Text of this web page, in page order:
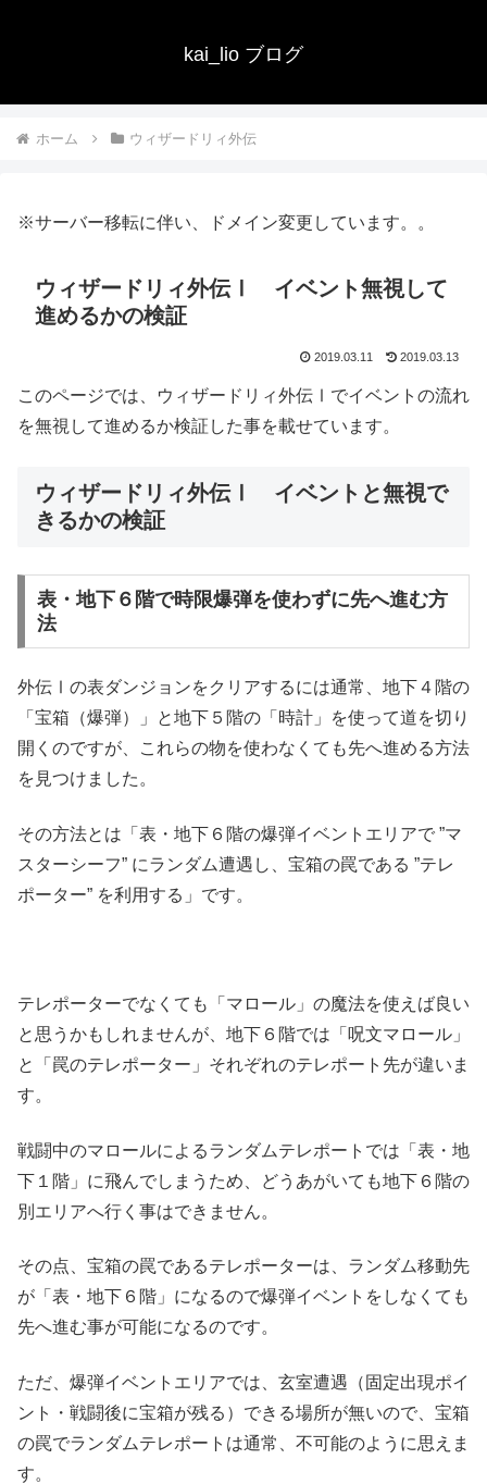
kai_lio ブログ
ホーム ウィザードリィ外伝
※サーバー移転に伴い、ドメイン変更しています。。
ウィザードリィ外伝Ⅰ イベント無視して
進めるかの検証
2019.03.11 2019.03.13
このページでは、ウィザードリィ外伝Ⅰでイベントの流れ
を無視して進めるか検証した事を載せています。
ウィザードリィ外伝Ⅰ イベントと無視で
きるかの検証
表・地下６階で時限爆弾を使わずに先へ進む方
法
外伝Ⅰの表ダンジョンをクリアするには通常、地下４階の
「宝箱（爆弾）」と地下５階の「時計」を使って道を切り
開くのですが、これらの物を使わなくても先へ進める方法
を見つけました。
その方法とは「表・地下６階の爆弾イベントエリアで ”マ
スターシーフ” にランダム遭遇し、宝箱の罠である ”テレ
ポーター” を利用する」です。
テレポーターでなくても「マロール」の魔法を使えば良い
と思うかもしれませんが、地下６階では「呪文マロール」
と「罠のテレポーター」それぞれのテレポート先が違いま
す。
戦闘中のマロールによるランダムテレポートでは「表・地
下１階」に飛んでしまうため、どうあがいても地下６階の
別エリアへ行く事はできません。
その点、宝箱の罠であるテレポーターは、ランダム移動先
が「表・地下６階」になるので爆弾イベントをしなくても
先へ進む事が可能になるのです。
ただ、爆弾イベントエリアでは、玄室遭遇（固定出現ポイ
ント・戦闘後に宝箱が残る）できる場所が無いので、宝箱
の罠でランダムテレポートは通常、不可能のように思えま
す。